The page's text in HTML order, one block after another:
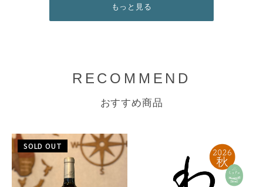
もっと見る
RECOMMEND
おすすめ商品
SOLD OUT